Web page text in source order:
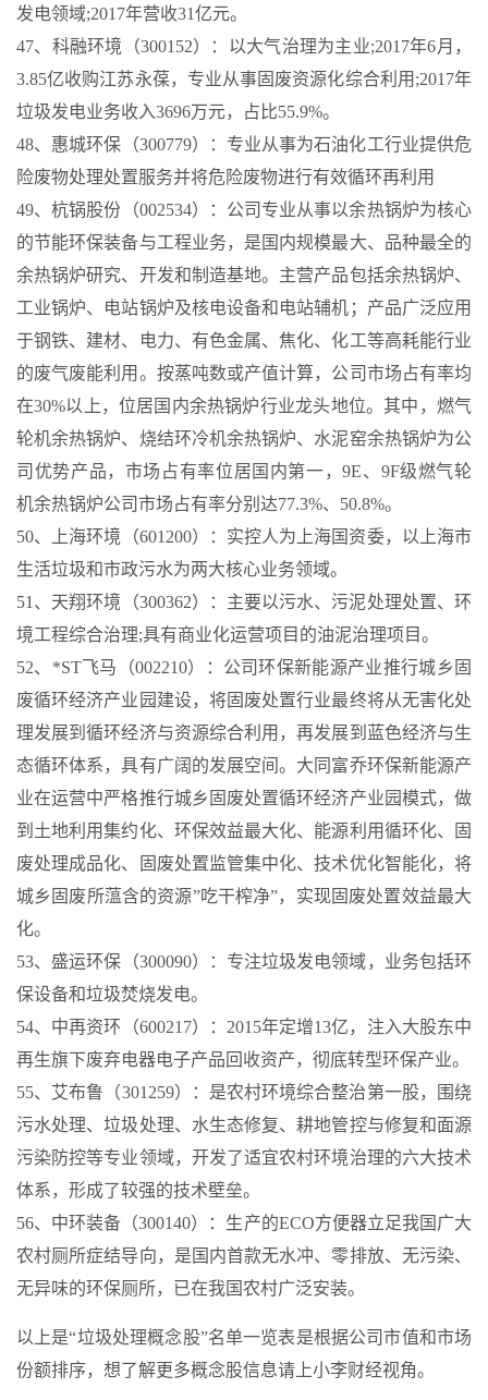
发电领域;2017年营收31亿元。
47、科融环境（300152）：以大气治理为主业;2017年6月，
3.85亿收购江苏永葆，专业从事固废资源化综合利用;2017年
垃圾发电业务收入3696万元，占比55.9%。
48、惠城环保（300779）：专业从事为石油化工行业提供危
险废物处理处置服务并将危险废物进行有效循环再利用
49、杭锅股份（002534）：公司专业从事以余热锅炉为核心
的节能环保装备与工程业务，是国内规模最大、品种最全的
余热锅炉研究、开发和制造基地。主营产品包括余热锅炉、
工业锅炉、电站锅炉及核电设备和电站辅机；产品广泛应用
于钢铁、建材、电力、有色金属、焦化、化工等高耗能行业
的废气废能利用。按蒸吨数或产值计算，公司市场占有率均
在30%以上，位居国内余热锅炉行业龙头地位。其中，燃气
轮机余热锅炉、烧结环冷机余热锅炉、水泥窑余热锅炉为公
司优势产品，市场占有率位居国内第一，9E、9F级燃气轮
机余热锅炉公司市场占有率分别达77.3%、50.8%。
50、上海环境（601200）：实控人为上海国资委，以上海市
生活垃圾和市政污水为两大核心业务领域。
51、天翔环境（300362）：主要以污水、污泥处理处置、环
境工程综合治理;具有商业化运营项目的油泥治理项目。
52、*ST飞马（002210）：公司环保新能源产业推行城乡固
废循环经济产业园建设，将固废处置行业最终将从无害化处
理发展到循环经济与资源综合利用，再发展到蓝色经济与生
态循环体系，具有广阔的发展空间。大同富乔环保新能源产
业在运营中严格推行城乡固废处置循环经济产业园模式，做
到土地利用集约化、环保效益最大化、能源利用循环化、固
废处理成品化、固废处置监管集中化、技术优化智能化，将
城乡固废所蕰含的资源”吃干榨净”，实现固废处置效益最大
化。
53、盛运环保（300090）：专注垃圾发电领域，业务包括环
保设备和垃圾焚烧发电。
54、中再资环（600217）：2015年定增13亿，注入大股东中
再生旗下废弃电器电子产品回收资产，彻底转型环保产业。
55、艾布鲁（301259）：是农村环境综合整治第一股，围绕
污水处理、垃圾处理、水生态修复、耕地管控与修复和面源
污染防控等专业领域，开发了适宜农村环境治理的六大技术
体系，形成了较强的技术壁垒。
56、中环装备（300140）：生产的ECO方便器立足我国广大
农村厕所症结导向，是国内首款无水冲、零排放、无污染、
无异味的环保厕所，已在我国农村广泛安装。
以上是“垃圾处理概念股”名单一览表是根据公司市值和市场
份额排序，想了解更多概念股信息请上小李财经视角。